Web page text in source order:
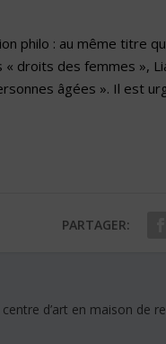
philo : au même titre
« droits des femmes »,
âgées ». Il est
PARTAGER:
d’art en maison de